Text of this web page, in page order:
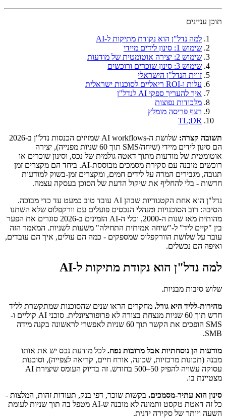
תוכן עניינים
למה נדל"ן הוא נקודת מתיקות ל-AI
שימוש 1: סינון לידים מיידי
שימוש 2: יצירה אוטומטית של מודעות
שימוש 3: סינון שוכרים ורוכשים
זווית הנדל"ן הישראלי
עלות ו-ROI ריאליים לסוכנות ישראלית
איך להעריך ספקי AI לנדל"ן
מלכודות נפוצות
רצף פריסה מומלץ
TL;DR
תשובה קצרה:
שלושת ה-AI workflows שמזיזים הכנסות נדל"ן ב-2026
הם סינון לידים מיידי (שיחה/SMS תוך 60 שניות מפנייה), יצירה
אוטומטית של מודעות מתוך דאטה גולמית של נכס, וסינון שוכרים או
רוכשים מובנה עם סקירת מסמכים מבוססת-AI. ביחד הם מקצרים זמן
תגובה, מגבירים המרה על לידים חמים, ומקצרים זמן-בשוק למודעות
חדשות - בלי להחליף את שיקול הדעת של הסוכן בעסקה עצמה.
נדל"ן הוא אחת הקטגוריות שבהן AI עובד טוב כמעט עד כדי מבוכה.
הסיבה: רוב הסוכנויות ומנהלי הנכסים פועלים עם וורקפלוס שלא השתנו
מהותית מאז שנות ה-2000, וכלי ה-AI הזמינים ב-2026 סוגרים את הפער
בין "קיים ליד" ל-"שיחה אמיתית התחילה" משעות לשניות. המאמר הזה
עובר על שלושת הוורקפלוס שמספקים - כמה הם עולים, איך הם עובדים,
ואיפה הם נכשלים.
למה נדל"ן הוא נקודת מתיקות ל-AI
שלוש סיבות מבניות.
מהירות-לליד היא גורל. מחקרים הראו שנים שהסוכנות שמתקשרת לליד
חדש תוך 60 שניות מנצחת בצורה לא פרופורציונלית. סוכני AI קוליים ו-
SMS הופכים את הקשר תוך 60 שניות לאפשרי לראשונה בקנה מידה
SMB.
מודעות הן נוסחתיות אבל מרובות נפח. לכל מודעת נכס יש את אותו
מבנה (תכונות מרכזיות, שכונה, אורח חיים, קריאה לצפייה), וסוכנות
עסוקה עשויה להפיק 50–500 בחודש. זה בדיוק העומס שיצירת AI
מצטיינת בו.
סינון הוא עתיר-מסמכים. בקשות שוכר, דפי בנק, תעודות זהות, המלצות -
כל זה דאטת טקסט ותמונה לא מובנה ש-AI מטפל בה תוך שניות לעומת
השעה ויותר של סקירה ידנית.